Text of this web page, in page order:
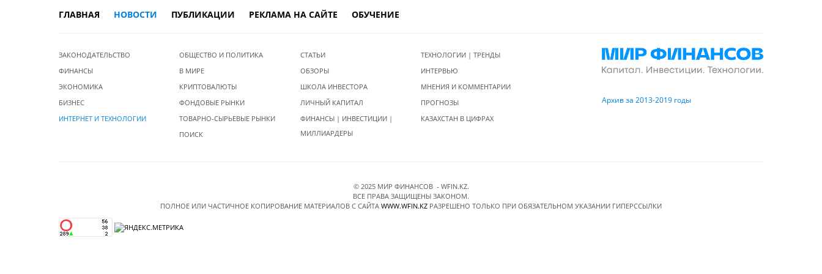
ГЛАВНАЯ НОВОСТИ ПУБЛИКАЦИИ РЕКЛАМА НА САЙТЕ ОБУЧЕНИЕ
ЗАКОНОДАТЕЛЬСТВО
ФИНАНСЫ
ЭКОНОМИКА
БИЗНЕС
ИНТЕРНЕТ И ТЕХНОЛОГИИ
ОБЩЕСТВО И ПОЛИТИКА
В МИРЕ
КРИПТОВАЛЮТЫ
ФОНДОВЫЕ РЫНКИ
ТОВАРНО-СЫРЬЕВЫЕ РЫНКИ
ПОИСК
СТАТЬИ
ОБЗОРЫ
ШКОЛА ИНВЕСТОРА
ЛИЧНЫЙ КАПИТАЛ
ФИНАНСЫ | ИНВЕСТИЦИИ |
МИЛЛИАРДЕРЫ
ТЕХНОЛОГИИ | ТРЕНДЫ
ИНТЕРВЬЮ
МНЕНИЯ И КОММЕНТАРИИ
ПРОГНОЗЫ
КАЗАХСТАН В ЦИФРАХ
Архив за 2013-2019 годы
© 2025 МИР ФИНАНСОВ - WFIN.KZ.
ВСЕ ПРАВА ЗАЩИЩЕНЫ ЗАКОНОМ.
ПОЛНОЕ ИЛИ ЧАСТИЧНОЕ КОПИРОВАНИЕ МАТЕРИАЛОВ C САЙТА WWW.WFIN.KZ РАЗРЕШЕНО ТОЛЬКО ПРИ ОБЯЗАТЕЛЬНОМ УКАЗАНИИ ГИПЕРССЫЛКИ